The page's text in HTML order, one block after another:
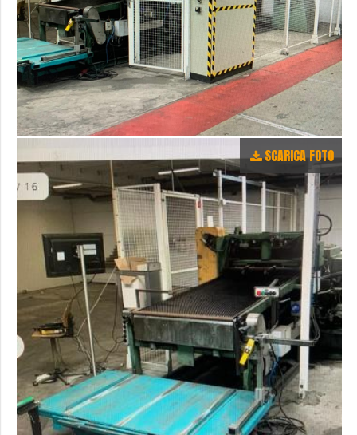
SCARICA FOTO